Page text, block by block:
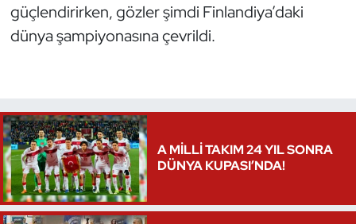
güçlendirirken, gözler şimdi Finlandiya’daki
dünya şampiyonasına çevrildi.
A MİLLİ TAKIM 24 YIL SONRA
DÜNYA KUPASI’NDA!
Yüzme